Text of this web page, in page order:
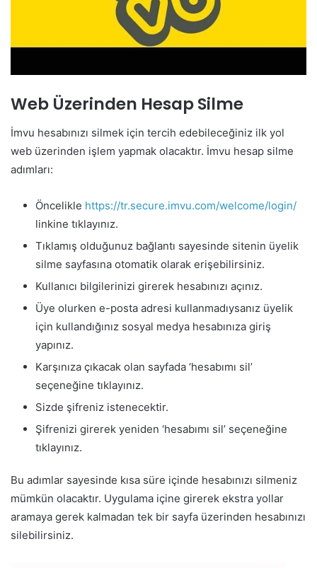
Web Üzerinden Hesap Silme
İmvu hesabınızı silmek için tercih edebileceğiniz ilk yol
web üzerinden işlem yapmak olacaktır. İmvu hesap silme
adımları:
Öncelikle https://tr.secure.imvu.com/welcome/login/
linkine tıklayınız.
Tıklamış olduğunuz bağlantı sayesinde sitenin üyelik
silme sayfasına otomatik olarak erişebilirsiniz.
Kullanıcı bilgilerinizi girerek hesabınızı açınız.
Üye olurken e-posta adresi kullanmadıysanız üyelik
için kullandığınız sosyal medya hesabınıza giriş
yapınız.
Karşınıza çıkacak olan sayfada ‘hesabımı sil’
seçeneğine tıklayınız.
Sizde şifreniz istenecektir.
Şifrenizi girerek yeniden ‘hesabımı sil’ seçeneğine
tıklayınız.
Bu adımlar sayesinde kısa süre içinde hesabınızı silmeniz
mümkün olacaktır. Uygulama içine girerek ekstra yollar
aramaya gerek kalmadan tek bir sayfa üzerinden hesabınızı
silebilirsiniz.